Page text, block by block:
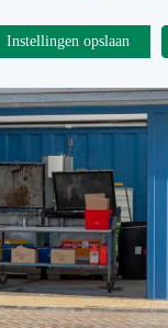
Instellingen opslaan